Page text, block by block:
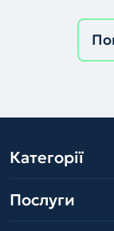
Категорії
Послуги